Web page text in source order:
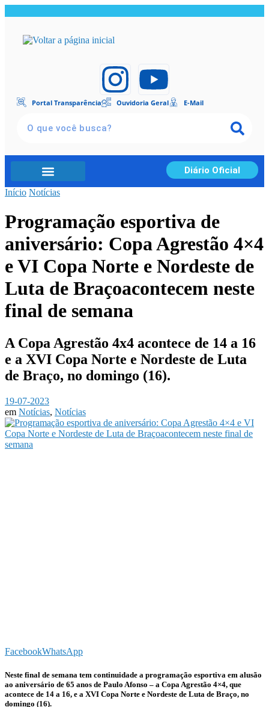
Portal Transparência Ouvidoria Geral E-Mail
Diário Oficial
Início Notícias
Programação esportiva de
aniversário: Copa Agrestão 4×4
e VI Copa Norte e Nordeste de
Luta de Braçoacontecem neste
final de semana
A Copa Agrestão 4x4 acontece de 14 a 16
e a XVI Copa Norte e Nordeste de Luta
de Braço, no domingo (16).
19-07-2023
em Notícias, Notícias
FacebookWhatsApp
Neste final de semana tem continuidade a programação esportiva em alusão
ao aniversário de 65 anos de Paulo Afonso – a Copa Agrestão 4×4, que
acontece de 14 a 16, e a XVI Copa Norte e Nordeste de Luta de Braço, no
domingo (16).